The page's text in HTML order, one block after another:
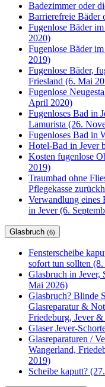
Badezimmer oder
Barrierefreie Bäder
Fugenlose Bäder
2020)
Fugenlose Bäder
2019)
Fugenlose Bäder,
Friesland (6. Mai
Fugenlose
April 2020)
Fugenloses Bad in
Lamurista (26.
Fugenloses Bad in
Hotel-Bad in Jever
Kosten fugenlose
2019)
Traumbad ohne
Pflegekasse
Verwandlung eines
in Jever (6.
Glasbruch (6)
Fensterscheibe
sofort tun sollten
Glasbruch in Jever,
Mai 2026)
Glasbruch? Blinde
Glasreparatur &
Friedeburg, Jever
Glaser Jever-
Glasreparaturen /
Wangerland,
2019)
Scheibe kaputt?